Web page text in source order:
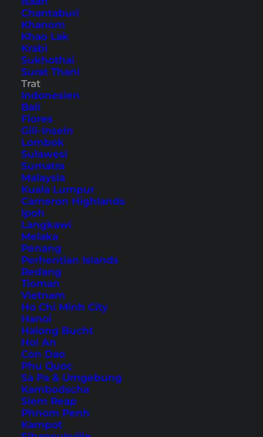
Chantaburi
Khanom
Khao Lak
Krabi
Sukhothai
Surat Thani
Trat
Indonesien
Bali
Flores
Gili-Inseln
Lombok
Sulawesi
Sumatra
Malaysia
Kuala Lumpur
Cameron Highlands
Ipoh
Langkawi
Melaka
Penang
Perhentian Islands
Redang
Tioman
Vietnam
Ho Chi Minh City
Hanoi
Halong Bucht
Hoi An
Con Dao
Phu Quoc
Sa Pa & Umgebung
Kambodscha
Siem Reap
Phnom Penh
Kampot
Trat – Ausflug ins
Ecomuseum der Chong
Das Trat Chong Ecomuseum ist mehr als nur ein
langweiliges Museum! Du lernst auf eine
erlebnisvolle Weise das Leben der Chong
kennen.
Reisetipps & Guides (Südostasien)
Koh Samui Tipps
Phuket Tipps
Bangkok Sehenswürdigkeiten
Koh Phangan Tipps
Lombok Sehenswürdigkeiten
Reisetipps & Guides (Rest der Welt)